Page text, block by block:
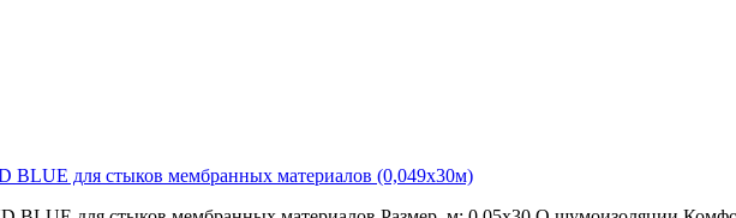
BLUE для стыков мембранных материалов (0,049х30м)